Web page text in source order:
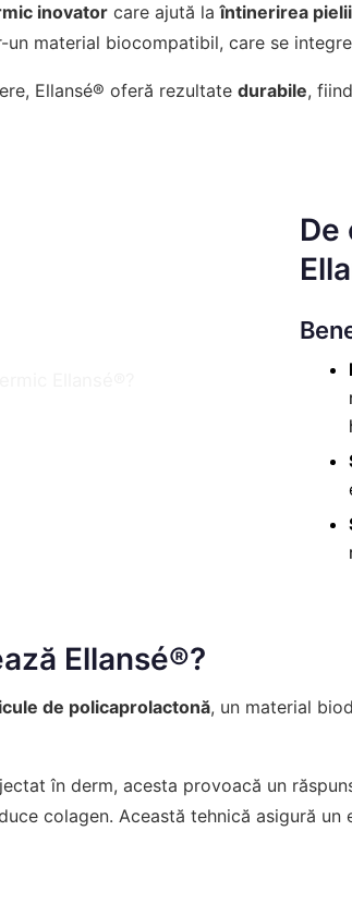
inovatorcare ajută laîntinerirea pielii
material biocompatibil, care se
Ellansé® oferă rezultate durabile,
De
Ellansé®?
de policaprolactonă, un material
în derm, acesta provoacă un
colagen. Această tehnică asigură un